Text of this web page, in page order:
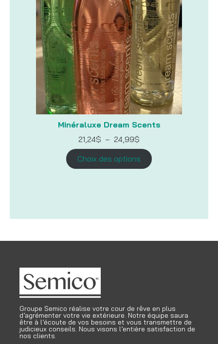
Minéraluxe Dream Scents
21,24$ – 24,99$
prix :
21,24$
à
Choix des options
Groupe Semico réalise votre cour de rêve en plus
d’agrémenter votre vie extérieure. Notre équipe saura
être à l’écoute de vos besoins et vous transmettre de
judicieux conseils. Nous visons l’entière satisfaction de
nos clients.